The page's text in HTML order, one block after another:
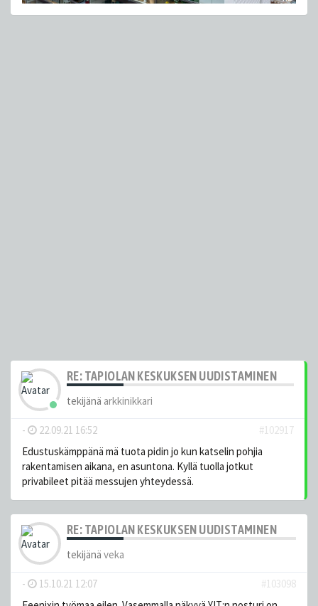
RE: TAPIOLAN KESKUKSEN UUDISTAMINEN
tekijänä arkkinikkari
- 22.09.21 16:52
#102917
Edustuskämppänä mä tuota pidin jo kun katselin pohjia
rakentamisen aikana, en asuntona. Kyllä tuolla jotkut
privabileet pitää messujen yhteydessä.
RE: TAPIOLAN KESKUKSEN UUDISTAMINEN
tekijänä veka
- 15.10.21 12:07
#103098